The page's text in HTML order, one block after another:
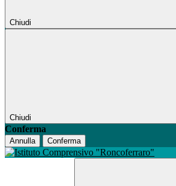
Chiudi
Chiudi
Conferma
Annulla Conferma